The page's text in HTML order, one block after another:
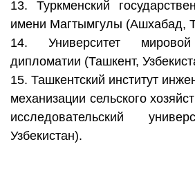
13. Туркменский
имени Магтымгулы (Ашхабад,
14. Университет
дипломатии (Ташкент,
15. Ташкентский институт
механизации сельского
исследовательский
Узбекистан).